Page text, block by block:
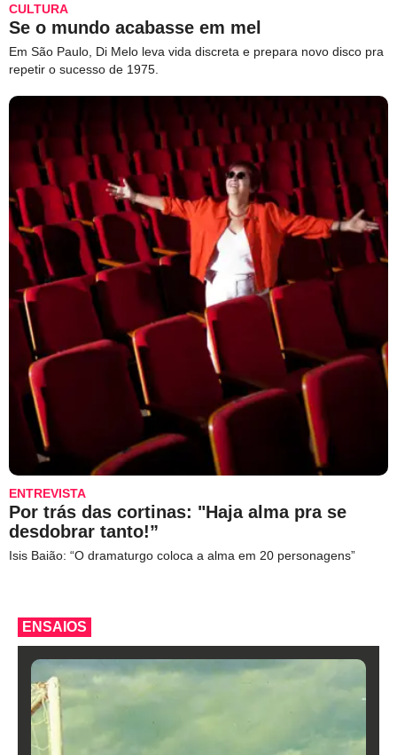
CULTURA
Se o mundo acabasse em mel
Em São Paulo, Di Melo leva vida discreta e prepara novo disco pra
repetir o sucesso de 1975.
ENTREVISTA
Por trás das cortinas: "Haja alma pra se
desdobrar tanto!”
Isis Baião: “O dramaturgo coloca a alma em 20 personagens”
ENSAIOS